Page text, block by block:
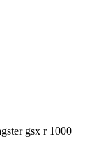
gsx r 1000